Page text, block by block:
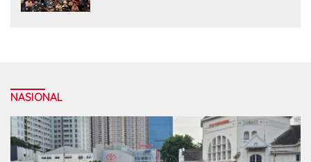
NASIONAL